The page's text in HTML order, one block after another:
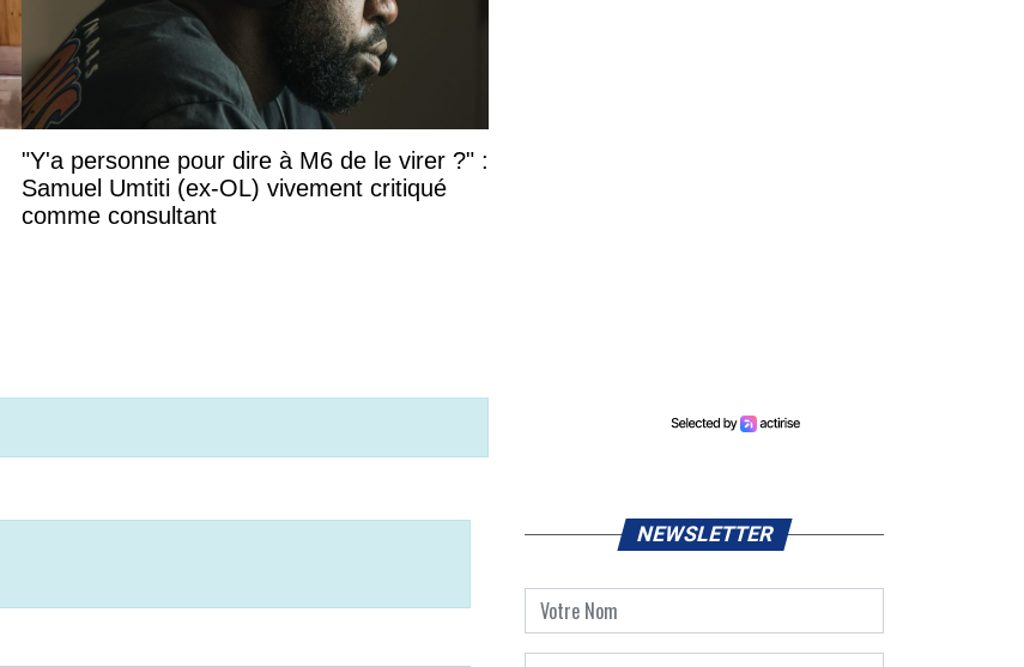
"Y'a personne pour dire à M6 de le virer ?" :
Samuel Umtiti (ex-OL) vivement critiqué
comme consultant
NEWSLETTER